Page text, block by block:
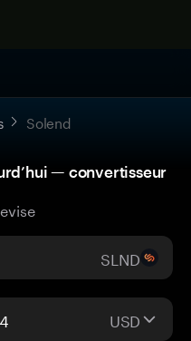
Solend
— convertisseur
SLND
USD